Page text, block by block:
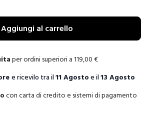
Aggiungi al carrello
per ordini superiori a 119,00 €
e ricevilo tra il11 Agosto e il13 Agosto
con carta di credito e sistemi di pagamento